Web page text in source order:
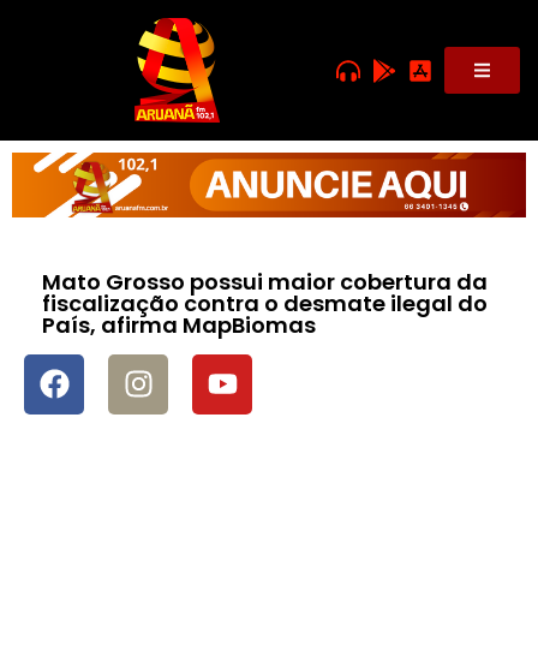
Mato Grosso possui maior cobertura da
fiscalização contra o desmate ilegal do
País, afirma MapBiomas